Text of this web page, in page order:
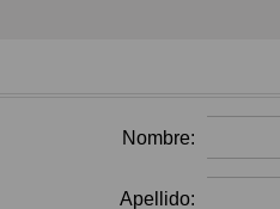
Nombre:
Apellido: